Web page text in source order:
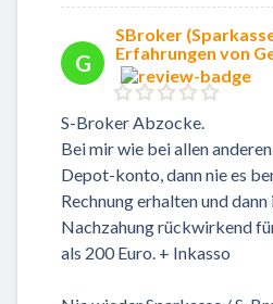
G
SBroker
Erfahrungen von
S-Broker Abzocke.
Bei mir wie bei allen
Depot-konto, dann nie es
Rechnung erhalten und
Nachzahung rückwirkend
als 200 Euro. + Inkasso